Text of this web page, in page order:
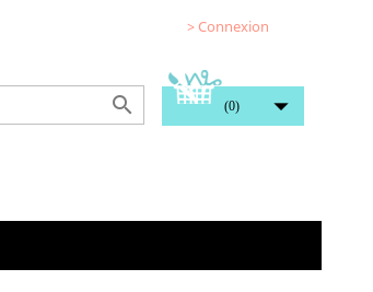
> Connexion
 (0) 